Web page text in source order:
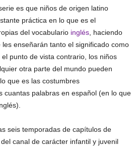
es que niños de origen latino
práctica en lo que es el
del vocabulario inglés , haciendo
enseñarán tanto el significado como
punto de vista contrario, los niños
otra parte del mundo pueden
que es las costumbres
cuantas palabras en español (en lo que
seis temporadas de capítulos de
canal de carácter infantil y juvenil